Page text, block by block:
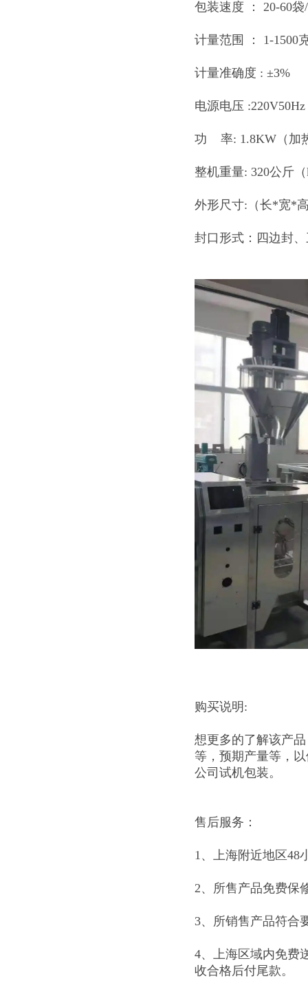
包装速度 ： 20-60
计量范围 ： 1-1500
计量准确度 : ±3%
电源电压
功 率: 1.8KW（加
整机重量: 320公斤
外形尺寸:（长*宽*
封口形式：四边封
购买说明:
想更多的了解该产
等，预期产量等，
公司试机包装。
售后服务：
1、上海附近地区48
2、所售产品免费保
3、所销售产品符合
4、上海区域内免费
收合格后付尾款。